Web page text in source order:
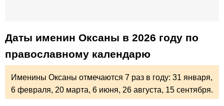
Даты именин Оксаны в 2026 году по
православному календарю
Именины Оксаны отмечаются 7 раз в году: 31 января,
6 февраля, 20 марта, 6 июня, 26 августа, 15 сентября.